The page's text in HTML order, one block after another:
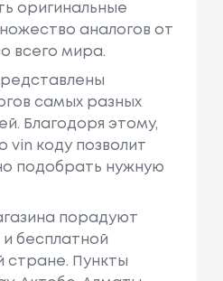
оригинальные
аналогов от
всего мира.
самых разных
Благодоря этому,
vin коду позволит
подобрать нужную
порадуют
бесплатной
стране. Пункты